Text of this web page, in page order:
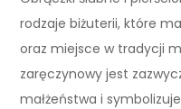
rodzaje biżuterii, które
oraz miejsce w tradycji
zaręczynowy jest
małżeństwa i